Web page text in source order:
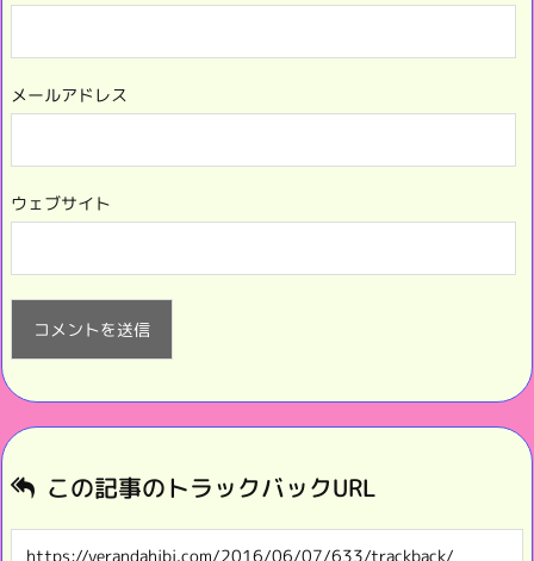
メールアドレス
ウェブサイト
この記事のトラックバックURL